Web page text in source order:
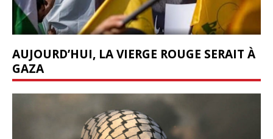
AUJOURD’HUI, LA VIERGE ROUGE SERAIT À
GAZA